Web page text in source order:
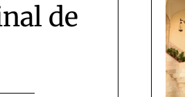
de